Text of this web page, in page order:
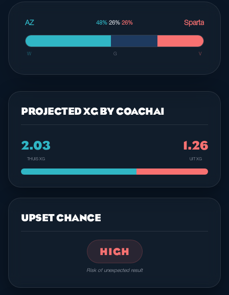
AZ 48%·26%·26% Sparta
W G V
PROJECTED XG BY COACHAI
2.03
THUIS XG
1.26
UIT XG
UPSET CHANCE
HIGH
Risk of unexpected result